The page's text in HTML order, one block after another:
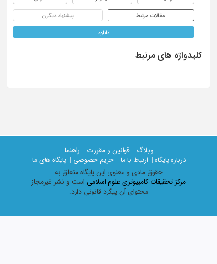
مقالات مرتبط پیشنهاد دیگران
دانلود
کلیدواژه های مرتبط
وبلاگ | قوانین و مقررات |
راهنما
درباره پایگاه |
ارتباط با ما | حریم خصوصی |
پایگاه های ما
حقوق مادی و معنوی اين پايگاه متعلق به
مرکز تحقیقات کامپیوتری علوم اسلامی است و نشر غیرمجاز
محتوای آن پیگرد قانونی دارد.